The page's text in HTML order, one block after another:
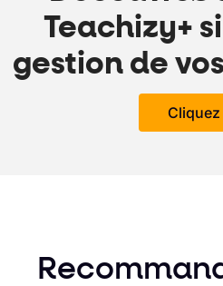
Teachizy+
gestion de
Cliquez